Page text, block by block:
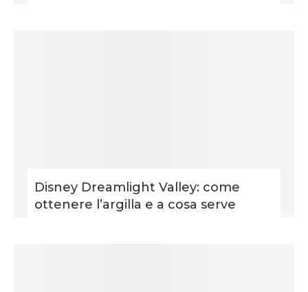
Disney Dreamlight Valley: come
ottenere l’argilla e a cosa serve